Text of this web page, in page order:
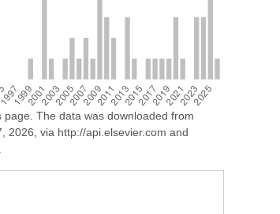
page. The data was downloaded from
2026, via http://api.elsevier.com and